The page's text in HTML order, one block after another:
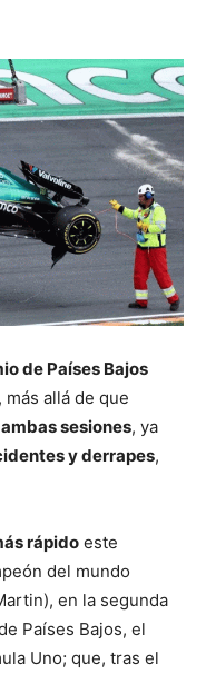
de Países Bajos
allá de que
sesiones, ya
y derrapes,
rápido este
del mundo
en la segunda
Países Bajos, el
Uno; que, tras el